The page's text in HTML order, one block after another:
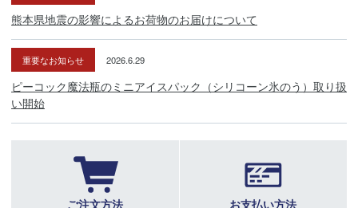
熊本県地震の影響によるお荷物のお届けについて
重要なお知らせ 2026.6.29
ピーコック魔法瓶のミニアイスパック（シリコーン氷のう）取り扱
い開始
ご注文方法 お支払い方法